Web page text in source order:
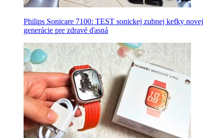
Philips Sonicare 7100: TEST sonickej zubnej kefky novej
generácie pre zdravé ďasná